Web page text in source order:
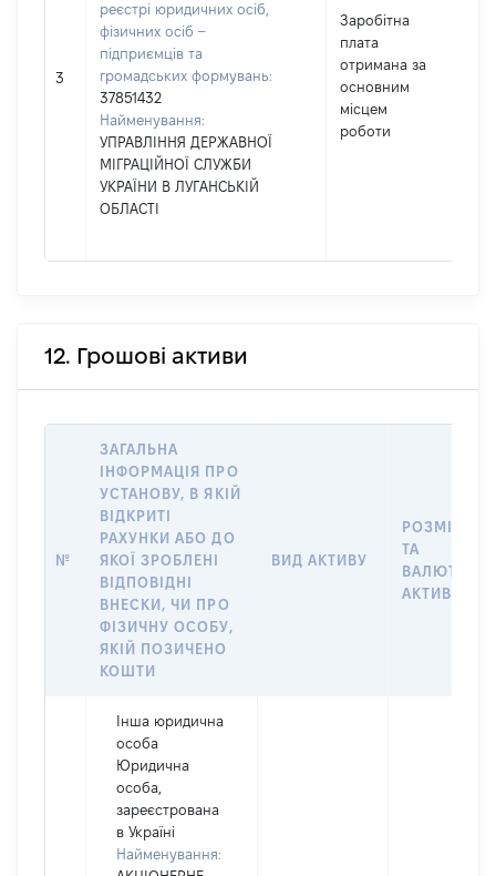
3
реєстрі юридичних осіб,
фізичних осіб –
підприємців та
громадських формувань:
37851432
Найменування:
УПРАВЛІННЯ ДЕРЖАВНОЇ
МІГРАЦІЙНОЇ СЛУЖБИ
УКРАЇНИ В ЛУГАНСЬКІЙ
ОБЛАСТІ
Заробітна
плата
отримана за
основним
місцем
роботи
12. Грошові активи
№
ЗАГАЛЬНА
ІНФОРМАЦІЯ ПРО
УСТАНОВУ, В ЯКІЙ
ВІДКРИТІ
РАХУНКИ АБО ДО
ЯКОЇ ЗРОБЛЕНІ
ВІДПОВІДНІ
ВНЕСКИ, ЧИ ПРО
ФІЗИЧНУ ОСОБУ,
ЯКІЙ ПОЗИЧЕНО
КОШТИ
ВИД АКТИВУ
РОЗМІР
ТА
ВАЛЮТА
АКТИВУ
Інша юридична
особа
Юридична
особа,
зареєстрована
в Україні
Найменування: